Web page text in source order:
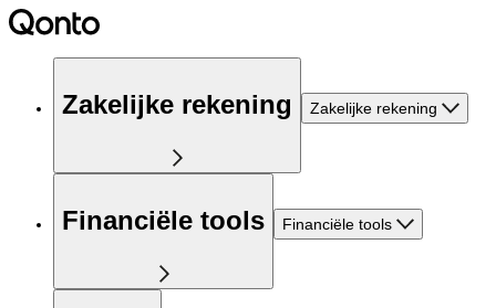
Zakelijke rekening Zakelijke rekening
Financiële tools Financiële tools